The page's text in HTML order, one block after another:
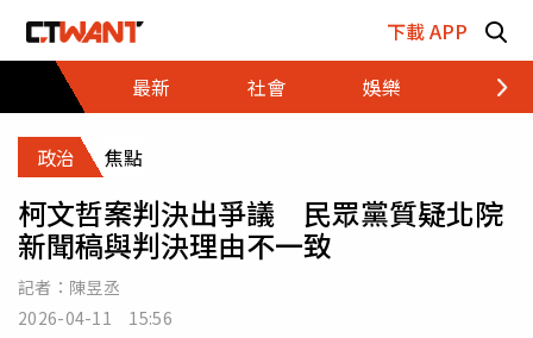
下載 APP
最新
社會 娛樂 財經
政治 焦點
柯文哲案判決出爭議 民眾黨質疑北院
新聞稿與判決理由不一致
記者： 陳昱丞
2026-04-11 15:56